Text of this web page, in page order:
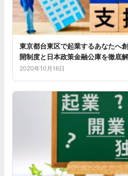
東京都台東区で起業するあなたへ
開制度と日本政策金融公庫を徹底
2020年10月16日